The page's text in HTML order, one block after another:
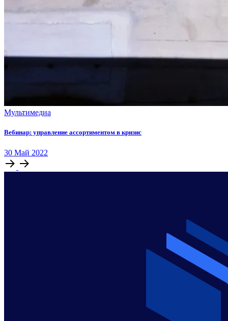
Мультимедиа
Вебинар: управление ассортиментом в кризис
30 Май 2022